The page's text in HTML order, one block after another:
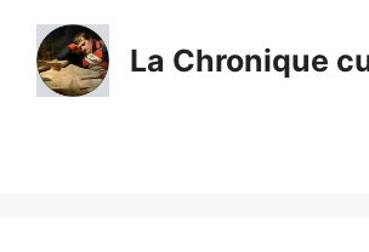
contenu
La Chronique